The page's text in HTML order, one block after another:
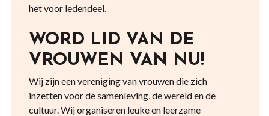
het voor ledendeel.
WORD LID VAN DE
VROUWEN VAN NU!
Wij zijn een vereniging van vrouwen die zich
inzetten voor de samenleving, de wereld en de
cultuur. Wij organiseren leuke en leerzame